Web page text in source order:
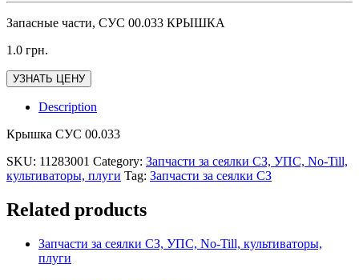
Запасные части, СУС 00.033 КРЫШКА
1.0 грн.
УЗНАТЬ ЦЕНУ
Description
Крышка СУС 00.033
SKU: 11283001 Category: Запчасти за сеялки СЗ, УПС, No-Till,
культиваторы, плуги Tag: Запчасти за сеялки СЗ
Related products
Запчасти за сеялки СЗ, УПС, No-Till, культиваторы,
плуги